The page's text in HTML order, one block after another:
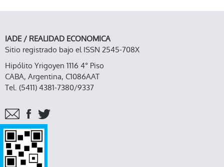
IADE / REALIDAD ECONOMICA
Sitio registrado bajo el ISSN 2545-708X
Hipólito Yrigoyen 1116 4° Piso
CABA, Argentina, C1086AAT
Tel. (5411) 4381-7380/9337